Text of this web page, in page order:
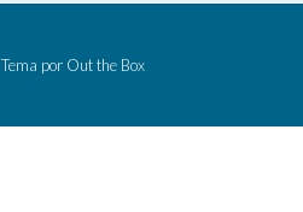
Tema por Out the Box